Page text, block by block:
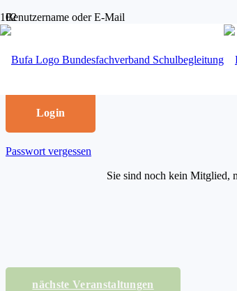
Benutzername oder E-Mail
Passwort vergessen
Sie sind noch kein Mitglied,
nächste Veranstaltungen